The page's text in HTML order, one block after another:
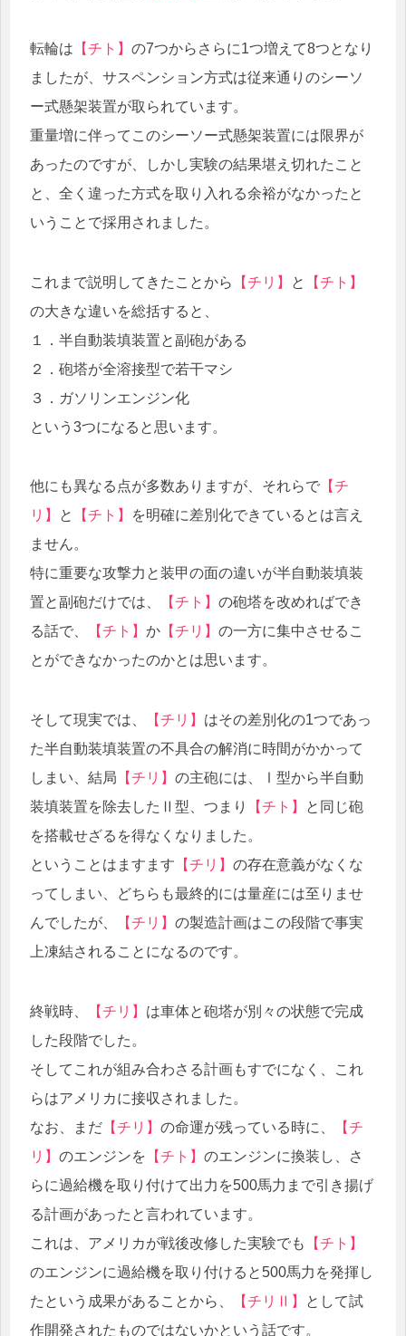
転輪は 【チト】 の7つからさらに1つ増えて8つとなり
ましたが、サスペンション方式は従来通りのシーソ
ー式懸架装置が取られています。
重量増に伴ってこのシーソー式懸架装置には限界が
あったのですが、しかし実験の結果堪え切れたこと
と、全く違った方式を取り入れる余裕がなかったと
いうことで採用されました。
これまで説明してきたことから 【チリ】 と
【チト】
の大きな違いを総括すると、
１．半自動装填装置と副砲がある
２．砲塔が全溶接型で若干マシ
３．ガソリンエンジン化
という3つになると思います。
他にも異なる点が多数ありますが、それらで 【チ
リ】
と 【チト】
を明確に差別化できているとは言え
ません。
特に重要な攻撃力と装甲の面の違いが半自動装填装
置と副砲だけでは、
【チト】 の砲塔を改めればでき
る話で、
【チト】 か 【チリ】 の一方に集中させるこ
とができなかったのかとは思います。
そして現実では、 【チリ】 はその差別化の1つであっ
た半自動装填装置の不具合の解消に時間がかかって
しまい、結局 【チリ】 の主砲には、Ⅰ型から半自動
装填装置を除去したⅡ型、つまり
【チト】
と同じ砲
を搭載せざるを得なくなりました。
ということはますます 【チリ】 の存在意義がなくな
ってしまい、どちらも最終的には量産には至りませ
んでしたが、
【チリ】 の製造計画はこの段階で事実
上凍結されることになるのです。
終戦時、 【チリ】 は車体と砲塔が別々の状態で完成
した段階でした。
そしてこれが組み合わさる計画もすでになく、これ
らはアメリカに接収されました。
なお、まだ 【チリ】 の命運が残っている時に、
【チ
リ】 のエンジンを 【チト】 のエンジンに換装し、さ
らに過給機を取り付けて出力を500馬力まで引き揚げ
る計画があったと言われています。
これは、アメリカが戦後改修した実験でも
【チト】
のエンジンに過給機を取り付けると500馬力を発揮し
たという成果があることから、
【チリⅡ】
として試
作開発されたものではないかという話です。